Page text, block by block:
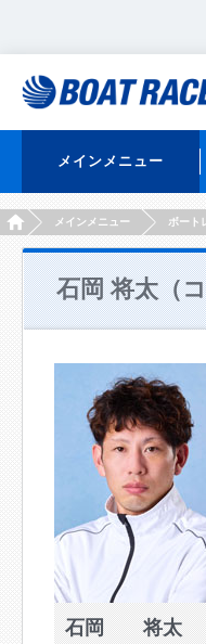
メインメニュー
HOMEメインメニュー ボート
石岡 将太（
石岡 将太